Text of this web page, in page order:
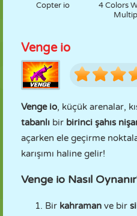
Copter io
4 Colors
Venge io
Venge io, küçük arenalar,
tabanlı bir birinci şahıs
açarken ele geçirme
karışımı haline gelir!
Venge io Nasıl
Bir kahraman ve bir